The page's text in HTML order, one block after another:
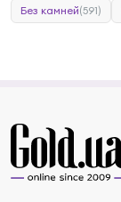
Без камней(591)